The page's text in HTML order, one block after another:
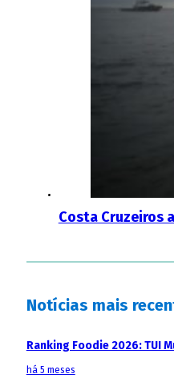
Costa Cruzeiros
Notícias mais
Ranking Foodie 2026: TUI
há 5 meses